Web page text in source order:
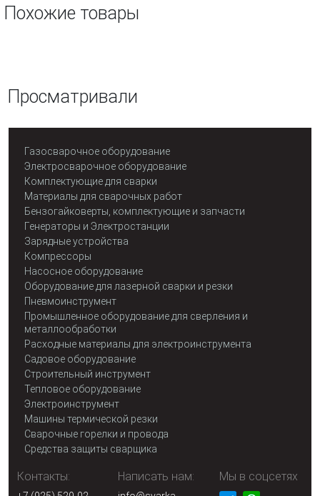
Похожие товары
Просматривали
Газосварочное оборудование
Электросварочное оборудование
Комплектующие для сварки
Материалы для сварочных работ
Бензогайковерты, комплектующие и запчасти
Генераторы и Электростанции
Зарядные устройства
Компрессоры
Насосное оборудование
Оборудование для лазерной сварки и резки
Пневмоинструмент
Промышленное оборудование для сверления и
металлообработки
Расходные материалы для электроинструмента
Садовое оборудование
Строительный инструмент
Тепловое оборудование
Электроинструмент
Машины термической резки
Сварочные горелки и провода
Средства защиты сварщика
Контакты: Написать нам: Мы в соцсетях